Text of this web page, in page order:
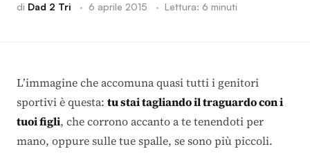
di Dad 2 Tri · 6 aprile 2015 · Lettura: 6 minuti
L’immagine che accomuna quasi tutti i genitori
sportivi è questa: tu stai tagliando il traguardo con i
tuoi figli, che corrono accanto a te tenendoti per
mano, oppure sulle tue spalle, se sono più piccoli.